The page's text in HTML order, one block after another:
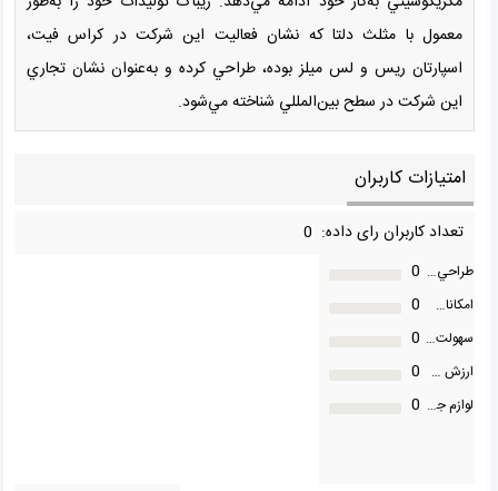
معمول با مثلث دلتا که نشان فعاليت اين شرکت در کراس فيت،
اسپارتان ريس و لس ميلز بوده، طراحي کرده و به‌عنوان نشان تجاري
اين شرکت در سطح بين‌المللي شناخته مي‌شود.
امتیازات کاربران
تعداد کاربران رای داده: 0
طراحي و کيفيت ساخت 0
امکانات و قابليت ها 0
سهولت استفاده 0
ارزش خريد به نسبت قيمت 0
لوازم جانبی 0